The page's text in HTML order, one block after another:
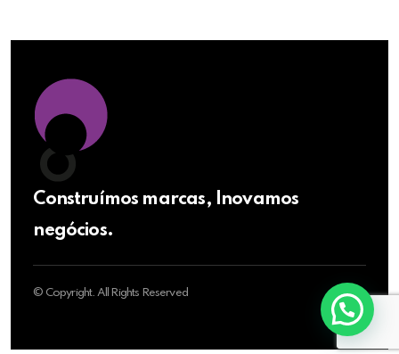
Construímos marcas, Inovamos
negócios.
© Copyright. All Rights Reserved